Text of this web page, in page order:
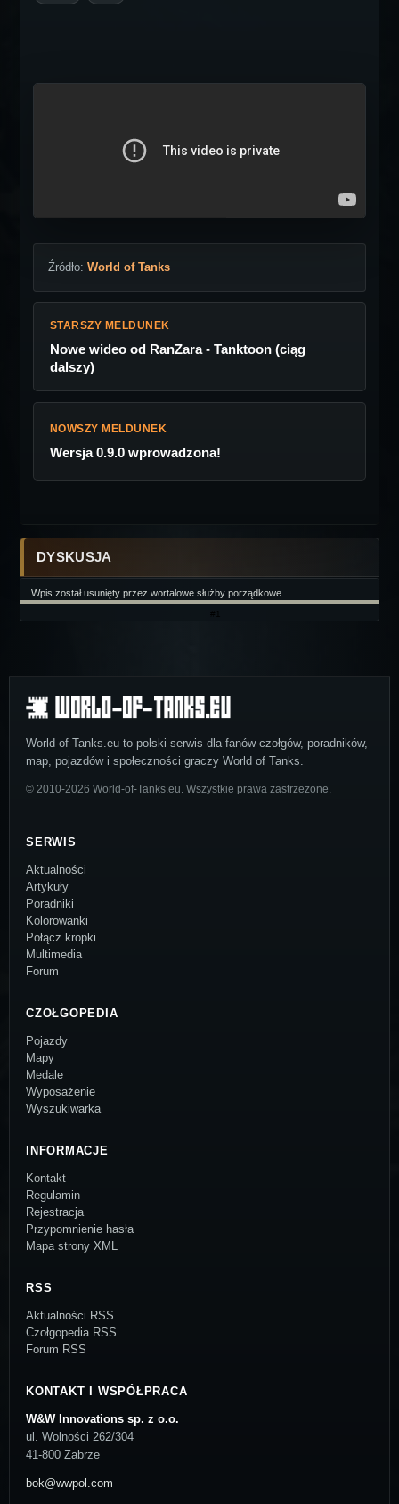
Źródło: World of Tanks
STARSZY MELDUNEK
Nowe wideo od RanZara - Tanktoon (ciąg
dalszy)
NOWSZY MELDUNEK
Wersja 0.9.0 wprowadzona!
DYSKUSJA
Wpis został usunięty przez wortalowe służby porządkowe.
#1
World-of-Tanks.eu to polski serwis dla fanów czołgów, poradników,
map, pojazdów i społeczności graczy World of Tanks.
© 2010-2026 World-of-Tanks.eu. Wszystkie prawa zastrzeżone.
SERWIS
Aktualności
Artykuły
Poradniki
Kolorowanki
Połącz kropki
Multimedia
Forum
CZOŁGOPEDIA
Pojazdy
Mapy
Medale
Wyposażenie
Wyszukiwarka
INFORMACJE
Kontakt
Regulamin
Rejestracja
Przypomnienie hasła
Mapa strony XML
RSS
Aktualności RSS
Czołgopedia RSS
Forum RSS
KONTAKT I WSPÓŁPRACA
W&W Innovations sp. z o.o.
ul. Wolności 262/304
41-800 Zabrze
bok@wwpol.com